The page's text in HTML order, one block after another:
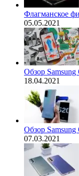
Флагманское
05.05.2021
Обзор
18.04.2021
Обзор Samsung
07.03.2021